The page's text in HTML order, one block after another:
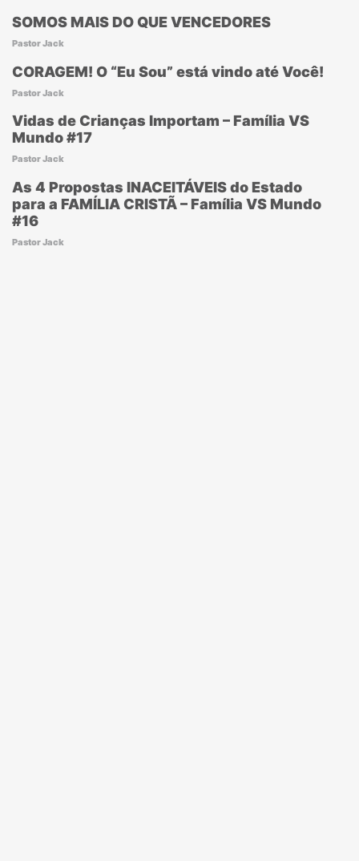
SOMOS MAIS DO QUE VENCEDORES
Pastor Jack
CORAGEM! O “Eu Sou” está vindo até Você!
Pastor Jack
Vidas de Crianças Importam – Família VS
Mundo #17
Pastor Jack
As 4 Propostas INACEITÁVEIS do Estado
para a FAMÍLIA CRISTÃ – Família VS Mundo
#16
Pastor Jack